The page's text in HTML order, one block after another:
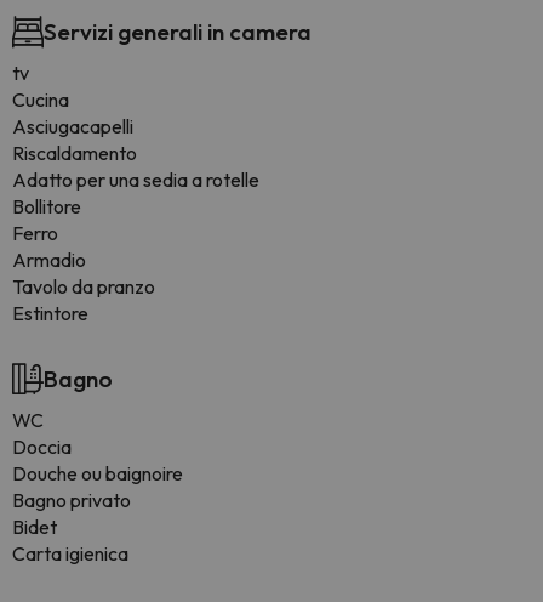
Servizi generali in camera
tv
Cucina
Asciugacapelli
Riscaldamento
Adatto per una sedia a rotelle
Bollitore
Ferro
Armadio
Tavolo da pranzo
Estintore
Bagno
WC
Doccia
Douche ou baignoire
Bagno privato
Bidet
Carta igienica